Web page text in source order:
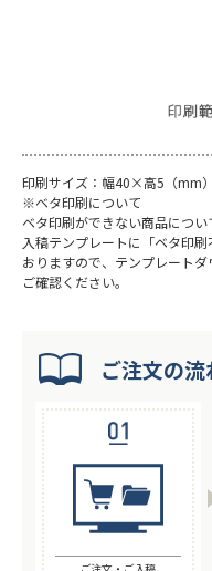
印刷サイズ：幅40×高5（mm）
※ベタ印刷について
ベタ印刷ができない商品につい
入稿テンプレートに「ベタ印
おりますので、テンプレートダ
ご確認ください。
ご注文の流